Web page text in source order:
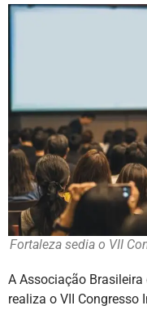
Fortaleza sedia o VII
A Associação
realiza o VII Congresso